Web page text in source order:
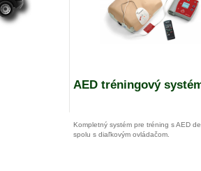
AED tréningový
Kompletný systém pre tréning s AED
spolu s diaľkovým ovládačom.